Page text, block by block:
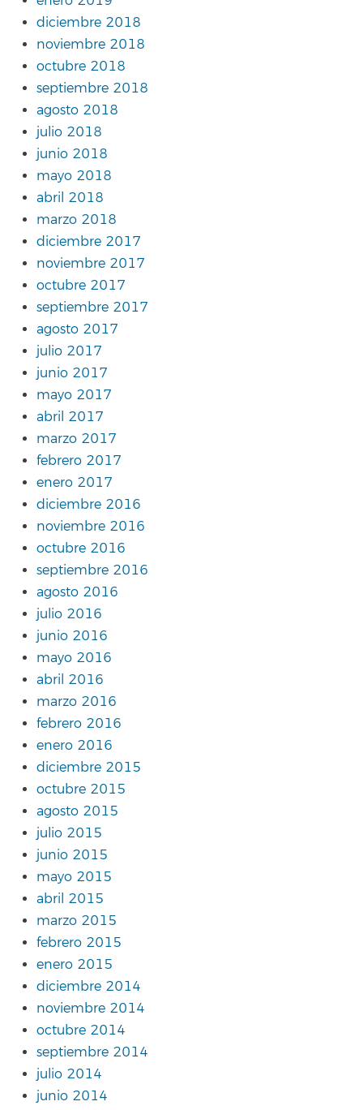
diciembre 2018
noviembre 2018
octubre 2018
septiembre 2018
agosto 2018
julio 2018
junio 2018
mayo 2018
abril 2018
marzo 2018
diciembre 2017
noviembre 2017
octubre 2017
septiembre 2017
agosto 2017
julio 2017
junio 2017
mayo 2017
abril 2017
marzo 2017
febrero 2017
enero 2017
diciembre 2016
noviembre 2016
octubre 2016
septiembre 2016
agosto 2016
julio 2016
junio 2016
mayo 2016
abril 2016
marzo 2016
febrero 2016
enero 2016
diciembre 2015
octubre 2015
agosto 2015
julio 2015
junio 2015
mayo 2015
abril 2015
marzo 2015
febrero 2015
enero 2015
diciembre 2014
noviembre 2014
octubre 2014
septiembre 2014
julio 2014
junio 2014